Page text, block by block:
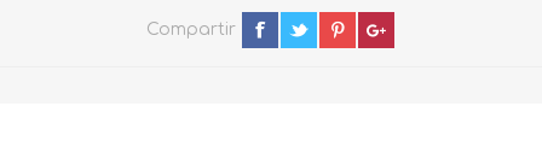
Compartir